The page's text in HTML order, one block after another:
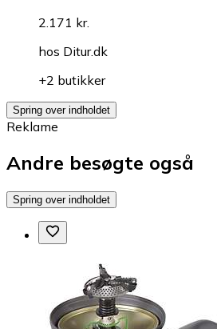
2.171 kr.
hos Ditur.dk
+2 butikker
Spring over indholdet
Reklame
Andre besøgte også
Spring over indholdet